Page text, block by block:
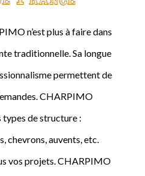
n’est plus à faire dans
traditionnelle. Sa longue
permettent de
CHARPIMO
de structure :
chevrons, auvents, etc.
vos projets. CHARPIMO